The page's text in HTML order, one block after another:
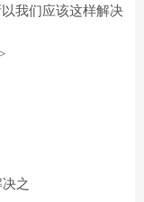
我们应该这样解决
之